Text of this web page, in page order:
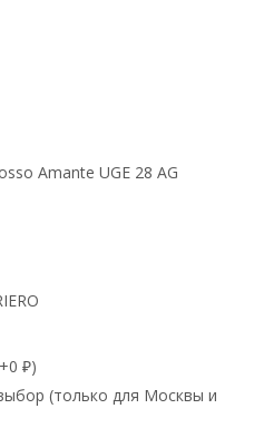
Amante UGE 28 AG
0 ₽)
(только для Москвы и